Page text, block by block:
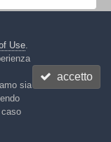
Use.
sia
accetto